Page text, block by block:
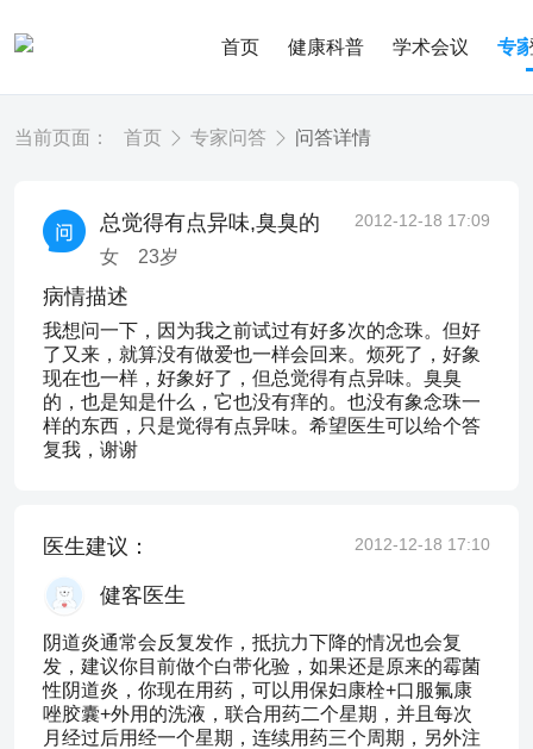
首页 健康科普 学术会议 专
当前页面： 首页 专家问答 问答详情
总觉得有点异味,臭臭的
女 23岁
2012-12-18 17:09
病情描述
我想问一下，因为我之前试过有好多次的念珠。但好
了又来，就算没有做爱也一样会回来。烦死了，好象
现在也一样，好象好了，但总觉得有点异味。臭臭
的，也是知是什么，它也没有痒的。也没有象念珠一
样的东西，只是觉得有点异味。希望医生可以给个答
复我，谢谢
医生建议： 2012-12-18 17:10
健客医生
阴道炎通常会反复发作，抵抗力下降的情况也会复
发，建议你目前做个白带化验，如果还是原来的霉菌
性阴道炎，你现在用药，可以用保妇康栓+口服氟康
唑胶囊+外用的洗液，联合用药二个星期，并且每次
月经过后用经一个星期，连续用药三个周期，另外注